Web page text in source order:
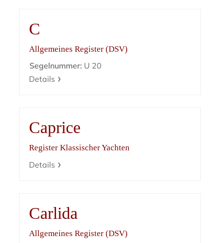
C
Allgemeines Register (DSV)
Segelnummer: U 20
Details
Caprice
Register Klassischer Yachten
Details
Carlida
Allgemeines Register (DSV)